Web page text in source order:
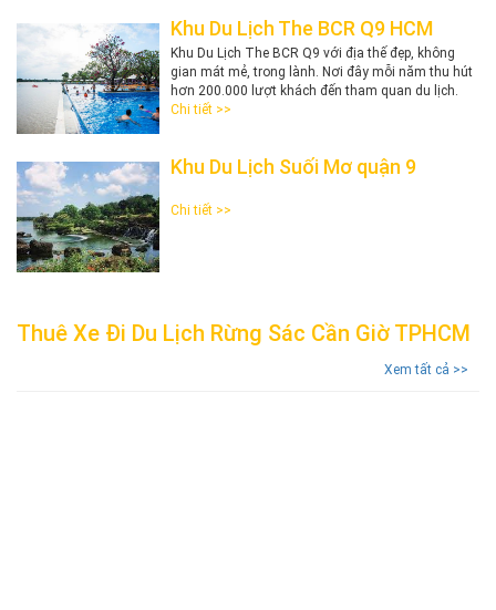
Khu Du Lịch The BCR Q9 HCM
Khu Du Lịch The BCR Q9 với địa thế đẹp, không
gian mát mẻ, trong lành. Nơi đây mỗi năm thu hút
hơn 200.000 lượt khách đến tham quan du lịch.
Chi tiết >>
Khu Du Lịch Suối Mơ quận 9
Chi tiết >>
Thuê Xe Đi Du Lịch Rừng Sác Cần Giờ TPHCM
Xem tất cả >>